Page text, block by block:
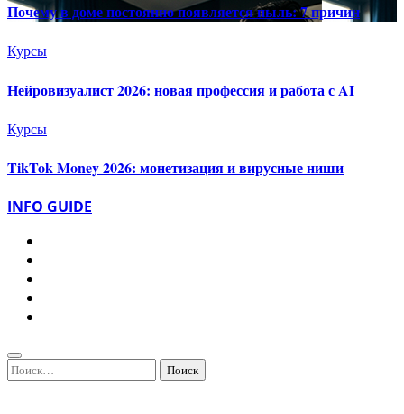
Почему в доме постоянно появляется пыль: 7 причин
Курсы
Нейровизуалист 2026: новая профессия и работа с AI
Курсы
TikTok Money 2026: монетизация и вирусные ниши
INFO GUIDE
Найти: